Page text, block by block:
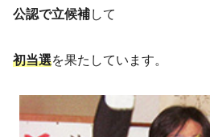
公認で立候補して
初当選を果たしています。